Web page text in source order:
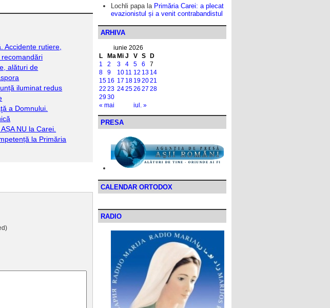
Accidente rutiere,
alături de
iluminat redus
a Domnului.
NU la Carei.
la Primăria
Lochli papala Primăria Carei: a plecat
evazionistul și a venit contrabandistul
ARHIVA
iunie 2026
L
Ma Mi J V S D
« mai iul. »
1 2 3 4 5 6
7
8
9 10 11 12 13 14
15 16 17 18 192021
22 23 242526 27 28
2930
PRESA
CALENDAR ORTODOX
RADIO